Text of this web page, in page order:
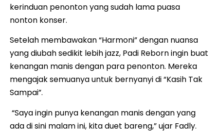
kerinduan penonton yang sudah lama puasa
nonton konser.
Setelah membawakan “Harmoni” dengan nuansa
yang diubah sedikit lebih jazz, Padi Reborn ingin buat
kenangan manis dengan para penonton. Mereka
mengajak semuanya untuk bernyanyi di “Kasih Tak
Sampai”.
“Saya ingin punya kenangan manis dengan yang
ada di sini malam ini, kita duet bareng,” ujar Fadly.